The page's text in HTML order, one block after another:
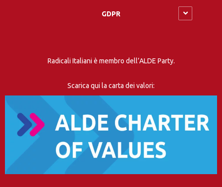
GDPR
Radicali Italiani è membro dell’ALDE Party.
Scarica qui la carta dei valori: